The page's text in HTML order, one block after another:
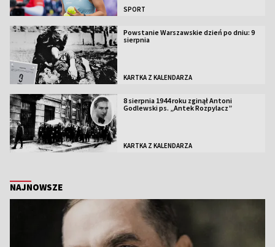
SPORT
Powstanie Warszawskie dzień po dniu: 9
sierpnia
KARTKA Z KALENDARZA
8 sierpnia 1944 roku zginął Antoni
Godlewski ps. „Antek Rozpylacz”
KARTKA Z KALENDARZA
NAJNOWSZE